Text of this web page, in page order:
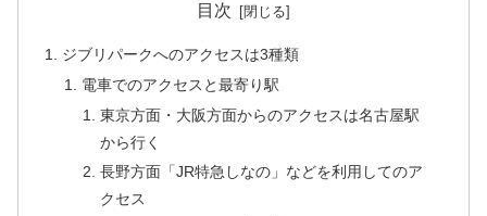
目次
ジブリパークへのアクセスは3種類
電車でのアクセスと最寄り駅
東京方面・大阪方面からのアクセスは名古屋駅
から行く
長野方面「JR特急しなの」などを利用してのア
クセス